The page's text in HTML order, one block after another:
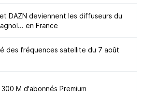
DAZN deviennent les diffuseurs du
en France
des fréquences satellite du 7 août
M d'abonnés Premium